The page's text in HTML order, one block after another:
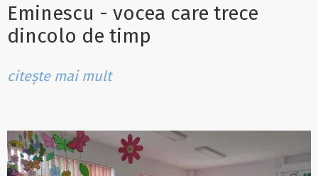
Eminescu - vocea care trece
dincolo de timp
citește mai mult